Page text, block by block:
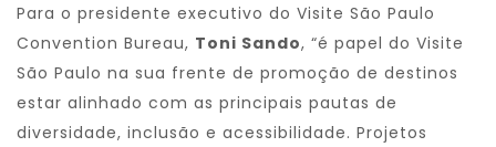
Para o presidente executivo do Visite São Paulo
Convention Bureau, Toni Sando, “é papel do Visite
São Paulo na sua frente de promoção de destinos
estar alinhado com as principais pautas de
diversidade, inclusão e acessibilidade. Projetos